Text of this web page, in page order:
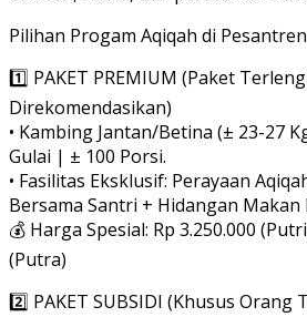
Pilihan Progam Aqiqah di
1️⃣ PAKET PREMIUM (Paket
Direkomendasikan)
• Kambing Jantan/Betina (± 23-27
Gulai | ± 100 Porsi.
• ⁠Fasilitas Eksklusif: Perayaan
Bersama Santri + Hidangan Makan
💰 Harga Spesial: Rp 3.250.000
(Putra)
2️⃣ PAKET SUBSIDI (Khusus Orang